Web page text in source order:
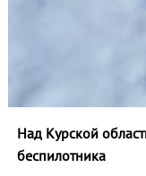
Над Курской
беспилотника